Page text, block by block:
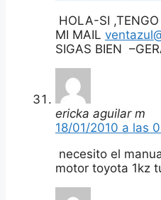
HOLA-SI
MI MAIL
SIGAS BIEN
ericka aguilar m
18/01/2010 a las
necesito el
motor toyota 1kz